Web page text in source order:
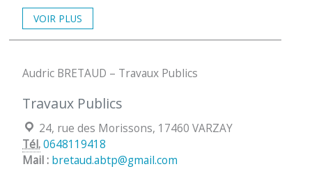
VOIR PLUS
Audric BRETAUD – Travaux Publics
Travaux Publics
Localisation :
24, rue des Morissons, 17460 VARZAY
Tél.0648119418
Mail : bretaud.abtp@gmail.com